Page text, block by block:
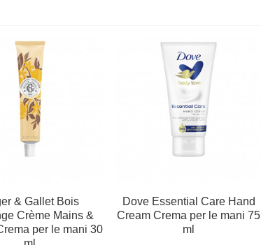
& Gallet Bois
Crème Mains &
per le mani 30
Dove Essential Care Hand
Cream Crema per le mani 75
ml